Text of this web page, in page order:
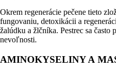
Okrem regenerácie pečene tieto
fungovaniu, detoxikácii a
žalúdku a žlčníka. Pestrec sa často
nevoľnosti.
AMINOKYSELINY A